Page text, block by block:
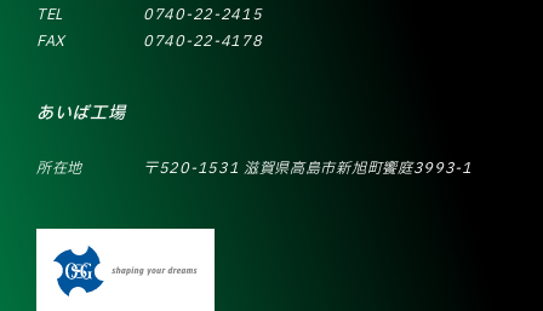
TEL
0740-22-2415
FAX
0740-22-4178
あいば工場
所在地 〒520-1531 滋賀県高島市新旭町饗庭3993-1